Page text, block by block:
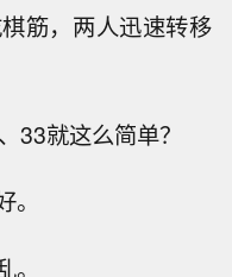
筋，两人迅速转移
33就这么简单？